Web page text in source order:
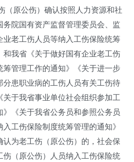
原公伤）确认按照人力资源和社
务院国有资产监督管理委员会、监
业老工伤人员等纳入工伤保险统筹
和我省《关于做好国有企业老工伤
筹管理工作的通知》《关于进一步
分患职业病的工伤人员有关工伤待
于我省事业单位社会组织参加工
《关于我省公务员和参照公务员
工伤保险制度统筹管理的通知》
认为老工伤（原公伤）的，社会保
伤（原公伤）人员纳入工伤保险统